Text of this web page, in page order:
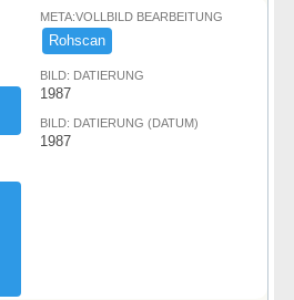
META:VOLLBILD BEARBEITUNG
Rohscan
BILD: DATIERUNG
1987
BILD: DATIERUNG (DATUM)
1987